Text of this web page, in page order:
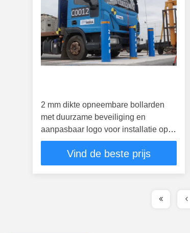
2 mm dikte opneembare bollarden
met duurzame beveiliging en
aanpasbaar logo voor installatie op
het oppervlak
Vind de beste prijs